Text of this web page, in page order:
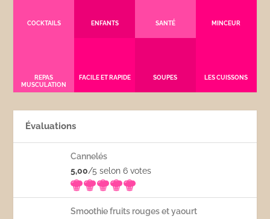
COCKTAILS ENFANTS SANTÉ MINCEUR
REPAS
MUSCULATION
FACILE ET RAPIDE SOUPES LES CUISSONS
Évaluations
Cannelés
5,00/5 selon 6votes
Smoothie fruits rouges et yaourt